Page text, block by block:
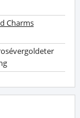
Charms